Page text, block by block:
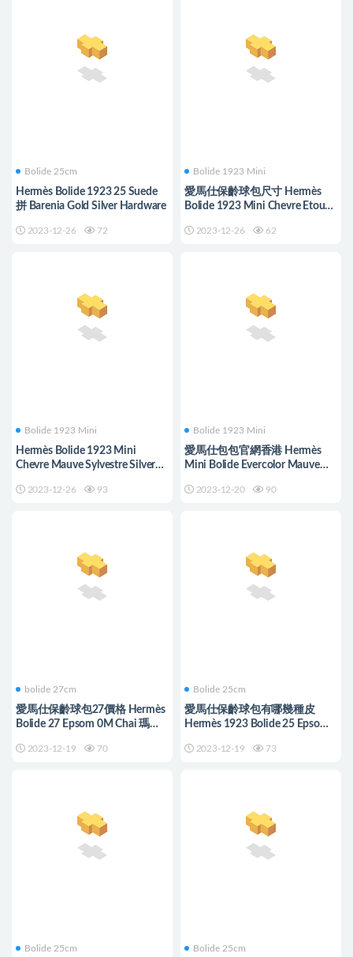
Bolide 25cm
Hermès Bolide 1923 25 Suede
拼 Barenia Gold Silver Hardware
2023-12-26 72
Bolide 1923 Mini
愛馬仕保齡球包尺寸 Hermès
Bolide 1923 Mini Chevre Etoupe
2023-12-26 62
Bolide 1923 Mini
Hermès Bolide 1923 Mini
Chevre Mauve Sylvestre Silver
2023-12-26 93
Bolide 1923 Mini
愛馬仕包包官網香港 Hermès
Mini Bolide Evercolor Mauve
2023-12-20 90
bolide 27cm
愛馬仕保齡球包27價格 Hermès
Bolide 27 Epsom 0M Chai 瑪薩
2023-12-19 70
Bolide 25cm
愛馬仕保齡球包有哪幾種皮
Hermès 1923 Bolide 25 Epsom
2023-12-19 73
Bolide 25cm Bolide 25cm